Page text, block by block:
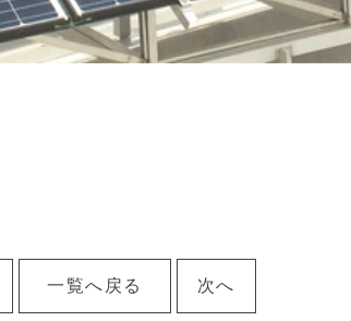
一覧へ戻る 次へ